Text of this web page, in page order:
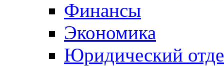
Финансы
Экономика
Юридический